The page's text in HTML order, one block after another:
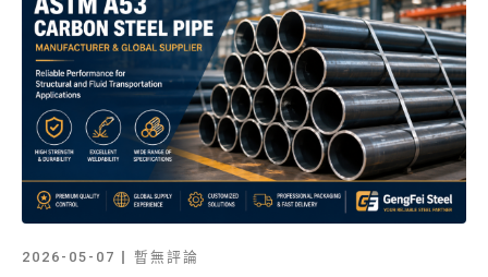
2026-05-07 暫無評論